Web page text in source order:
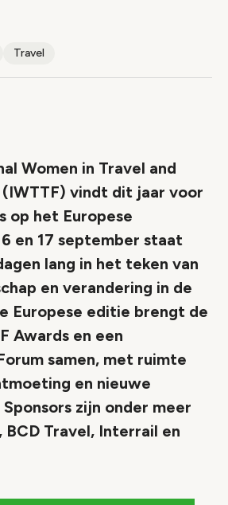
Travel
Women in Travel and
(IWTTF) vindt dit jaar voor
op het Europese
en 17 september staat
lang in het teken van
en verandering in de
Europese editie brengt de
Awards en een
samen, met ruimte
en nieuwe
zijn onder meer
Travel, Interrail en